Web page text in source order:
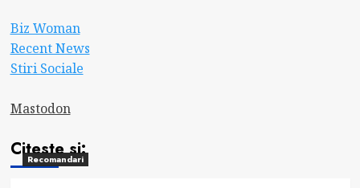
Biz Woman
Recent News
Stiri Sociale
Mastodon
Citeste si:
Recomandari